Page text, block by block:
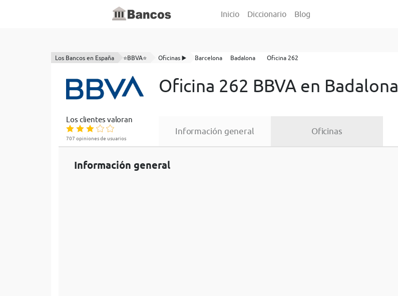
Inicio Diccionario Blog
Los Bancos en España ⭐BBVA⭐ Oficinas ▶️ Barcelona Badalona Oficina 262
Oficina 262 BBVA en Badalona
Los clientes valoran
707 opiniones de usuarios
Información general Oficinas
Información general